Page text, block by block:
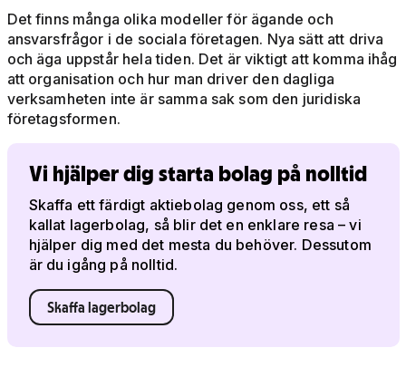
Det finns många olika modeller för ägande och
ansvarsfrågor i de sociala företagen. Nya sätt att driva
och äga uppstår hela tiden. Det är viktigt att komma ihåg
att organisation och hur man driver den dagliga
verksamheten inte är samma sak som den juridiska
företagsformen.
Vi hjälper dig starta bolag på nolltid
Skaffa ett färdigt aktiebolag genom oss, ett så
kallat lagerbolag, så blir det en enklare resa – vi
hjälper dig med det mesta du behöver. Dessutom
är du igång på nolltid.
Skaffa lagerbolag